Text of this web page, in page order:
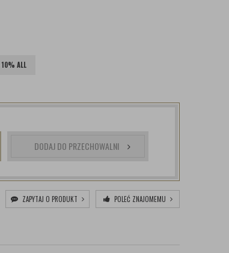
10% ALL
DODAJ DO PRZECHOWALNI
ZAPYTAJ O PRODUKT POLEĆ ZNAJOMEMU